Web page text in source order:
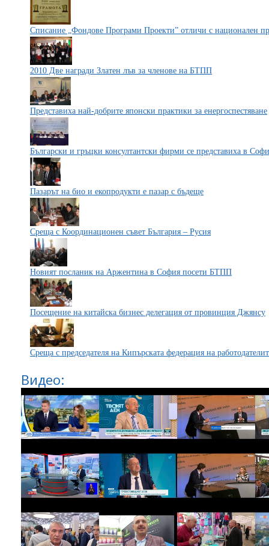
Списание „Фондове Програми Проекти” отличи с национален
2010 Две награди Златен лъв за членове на БТПП
Представиха най-добрите японски практики за енергоспестяване
Български и гръцки консултантски фирми се представиха в
Пазарът на био и екопродукти е пазар с бъдеще
Среща с Координационен съвет България – Русия
Новият посланик на Аржентина в София посети БТПП
Посещение на китайска бизнес делегация от провинция Джянсу
Среща с председателя на Кипърската федерация на
Видео: